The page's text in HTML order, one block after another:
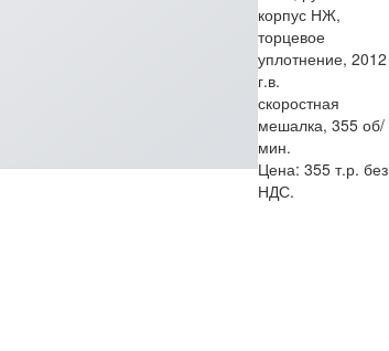
корпус НЖ,
торцевое
уплотнение, 2012
г.в.
скоростная
мешалка, 355 об/
мин.
Цена: 355 т.р. без
НДС.